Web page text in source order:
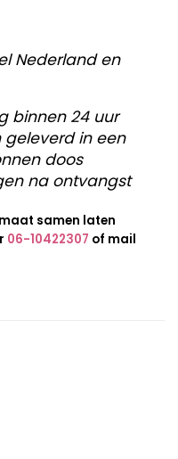
Nederland en
binnen 24 uur
geleverd in een
doos
na ontvangst
samen laten
06-10422307 of mail